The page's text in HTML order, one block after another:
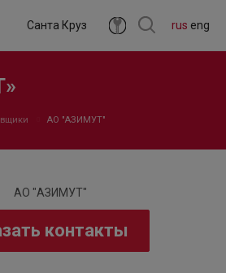
rus eng
Санта Круз
АО "АЗИМУТ"
контакты